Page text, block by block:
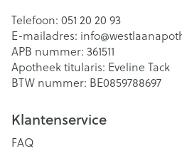
Telefoon: 051 20 20 93
E-mailadres: info@
APB nummer: 361511
Apotheek titularis: Eveline Tack
BTW nummer: BE0859788697
Klantenservice
FAQ